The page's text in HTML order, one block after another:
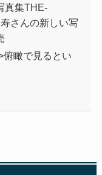
真集THE-
さんの新しい写
俯瞰で見るとい